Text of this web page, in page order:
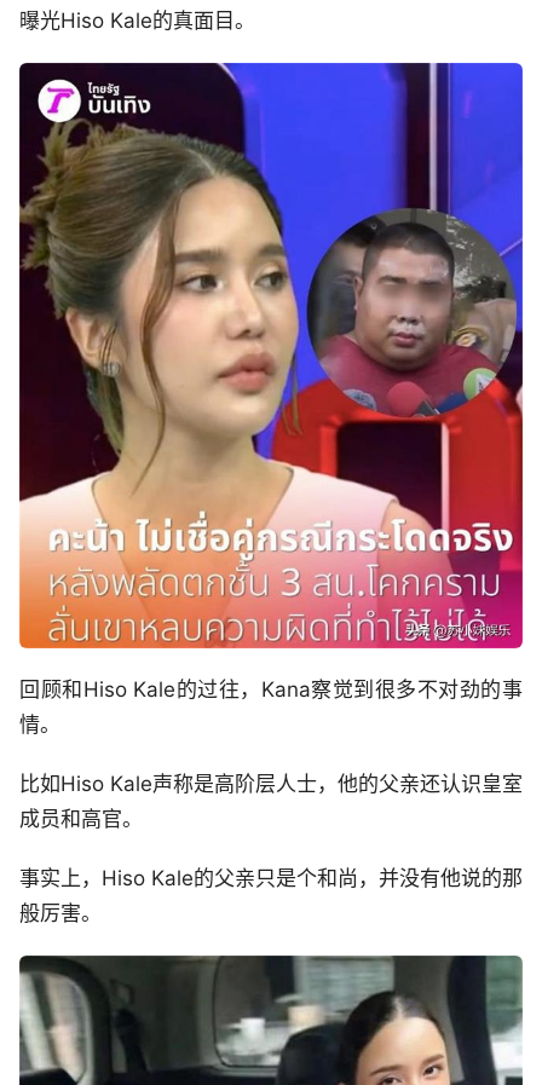
曝光Hiso Kale的真面目。
回顾和Hiso Kale的过往，Kana察觉到很多不对劲的事
情。
比如Hiso Kale声称是高阶层人士，他的父亲还认识皇室
成员和高官。
事实上，Hiso Kale的父亲只是个和尚，并没有他说的那
般厉害。